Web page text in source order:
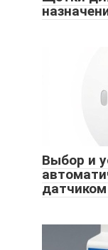
Выбор и